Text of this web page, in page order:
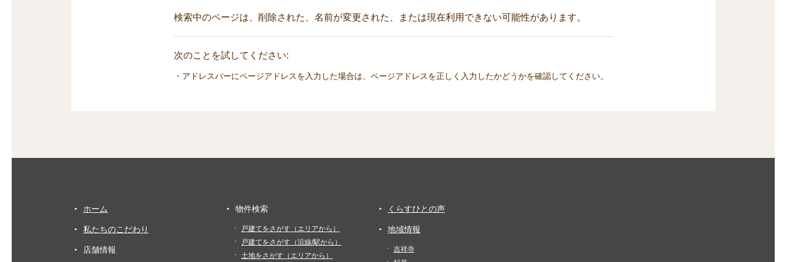
検索中のページは、削除された、名前が変更された、または現在利用できない可能性があります。
次のことを試してください:
・アドレスバーにページアドレスを入力した場合は、ページアドレスを正しく入力したかどうかを確認してください。
ホーム
私たちのこだわり
店舗情報
物件検索
戸建てをさがす（エリアから）
戸建てをさがす（沿線/駅から）
土地をさがす（エリアから）
くらすひとの声
地域情報
吉祥寺